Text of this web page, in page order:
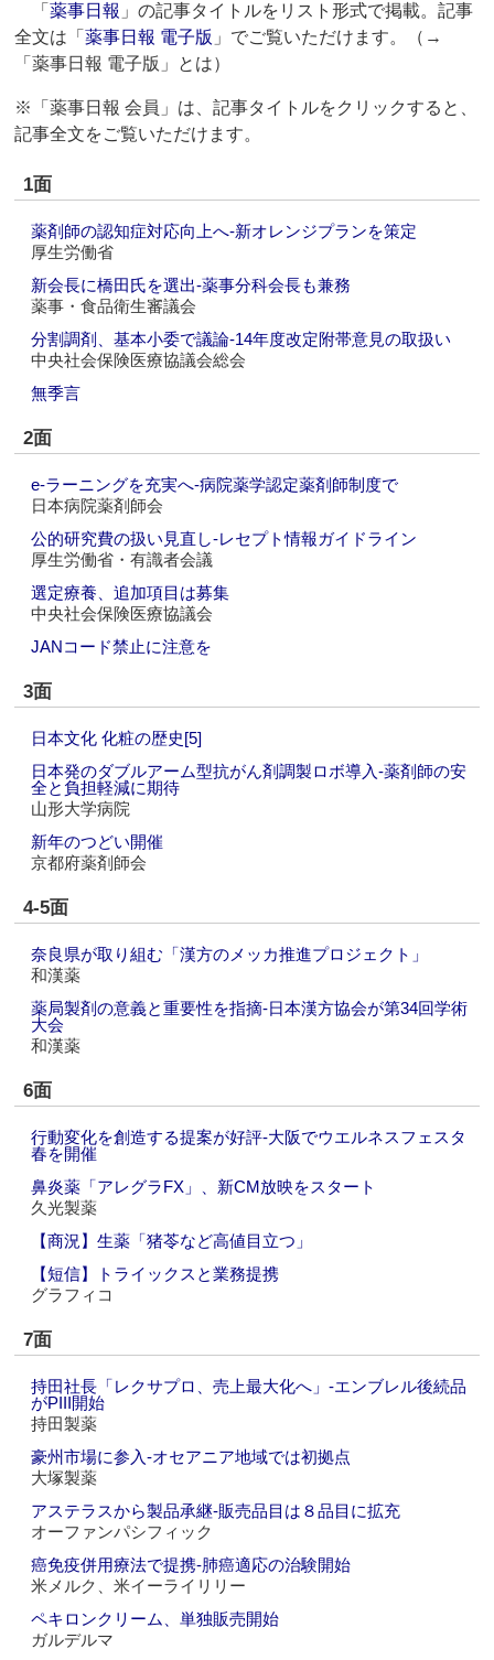
「薬事日報 」の記事タイトルをリスト形式で掲載。記事
全文は「薬事日報 電子版 」でご覧いただけます。（→
「薬事日報 電子版」とは）
※「薬事日報 会員」は、記事タイトルをクリックすると、
記事全文をご覧いただけます。
1面
薬剤師の認知症対応向上へ‐新オレンジプランを策定
厚生労働省
新会長に橋田氏を選出‐薬事分科会長も兼務
薬事・食品衛生審議会
分割調剤、基本小委で議論‐14年度改定附帯意見の取扱い
中央社会保険医療協議会総会
無季言
2面
e‐ラーニングを充実へ‐病院薬学認定薬剤師制度で
日本病院薬剤師会
公的研究費の扱い見直し‐レセプト情報ガイドライン
厚生労働省・有識者会議
選定療養、追加項目は募集
中央社会保険医療協議会
JANコード禁止に注意を
3面
日本文化 化粧の歴史[5]
日本発のダブルアーム型抗がん剤調製ロボ導入‐薬剤師の安
全と負担軽減に期待
山形大学病院
新年のつどい開催
京都府薬剤師会
4-5面
奈良県が取り組む「漢方のメッカ推進プロジェクト」
和漢薬
薬局製剤の意義と重要性を指摘‐日本漢方協会が第34回学術
大会
和漢薬
6面
行動変化を創造する提案が好評‐大阪でウエルネスフェスタ
春を開催
鼻炎薬「アレグラFX」、新CM放映をスタート
久光製薬
【商況】生薬「猪苓など高値目立つ」
【短信】トライックスと業務提携
グラフィコ
7面
持田社長「レクサプロ、売上最大化へ」‐エンブレル後続品
がPIII開始
持田製薬
豪州市場に参入‐オセアニア地域では初拠点
大塚製薬
アステラスから製品承継‐販売品目は８品目に拡充
オーファンパシフィック
癌免疫併用療法で提携‐肺癌適応の治験開始
米メルク、米イーライリリー
ペキロンクリーム、単独販売開始
ガルデルマ